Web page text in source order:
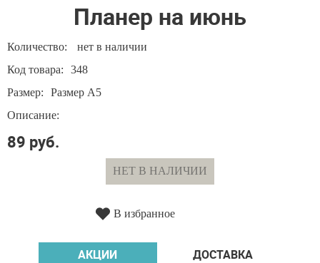
Планер на июнь
Количество:
нет в наличии
Код товара:
348
Размер:
Размер А5
Описание:
89 руб.
НЕТ В НАЛИЧИИ
В избранное
АКЦИИ ДОСТАВКА